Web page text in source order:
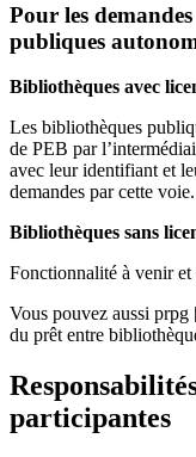
Pour les
publiques
Bibliothèques avec
Les bibliothèques
de PEB par
avec leur identifiant et
demandes par cette voie.
Bibliothèques sans
Fonctionnalité à venir et
Vous pouvez aussi prpg
du prêt entre
participantes